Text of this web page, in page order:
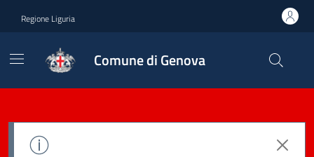
Regione Liguria
Comune di Genova